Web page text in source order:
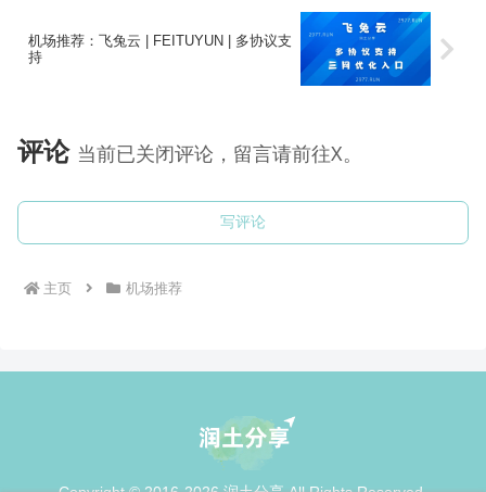
机场推荐：飞兔云 | FEITUYUN | 多协议支
持
评论 当前已关闭评论，留言请前往X。
写评论
主页 机场推荐